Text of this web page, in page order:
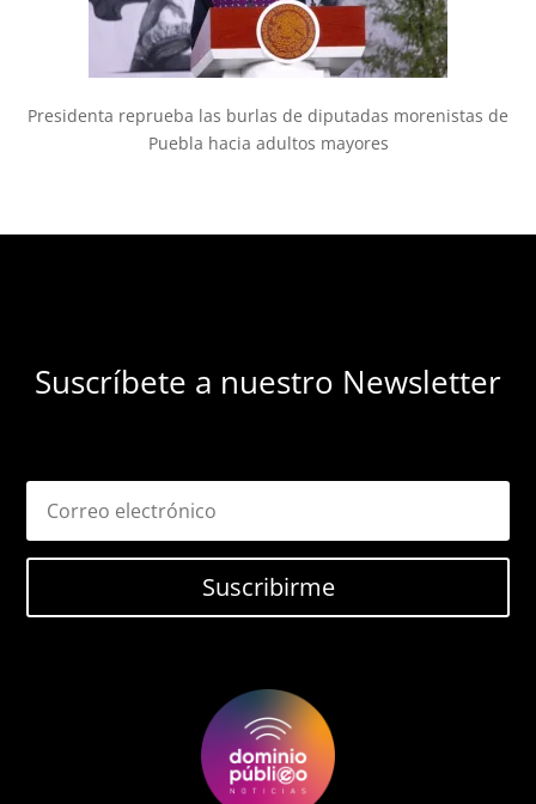
Presidenta reprueba las burlas de diputadas morenistas de
Puebla hacia adultos mayores
Suscríbete a nuestro Newsletter
Suscribirme